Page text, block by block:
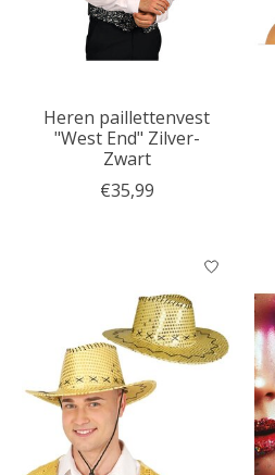
Heren paillettenvest
"West End" Zilver-
Zwart
€35,99